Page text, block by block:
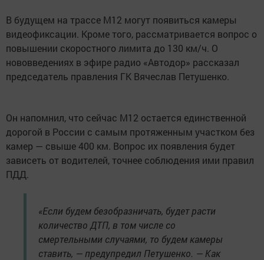
В будущем на трассе М12 могут появиться камеры
видеофиксации. Кроме того, рассматривается вопрос о
повышении скоростного лимита до 130 км/ч. О
нововведениях в эфире радио «Автодор» рассказал
председатель правления ГК Вячеслав Петушенко.
Он напомнил, что сейчас М12 остается единственной
дорогой в России с самым протяженным участком без
камер — свыше 400 км. Вопрос их появления будет
зависеть от водителей, точнее соблюдения ими правил
ПДД.
«Если будем безобразничать, будет расти
количество ДТП, в том числе со
смертельными случаями, то будем камеры
ставить, — предупредил Петушенко. — Как